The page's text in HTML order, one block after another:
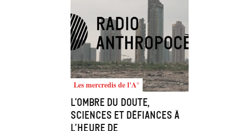
Les mercredis de l'A°
L’ombre du doute,
sciences et défiances à
l’heure de